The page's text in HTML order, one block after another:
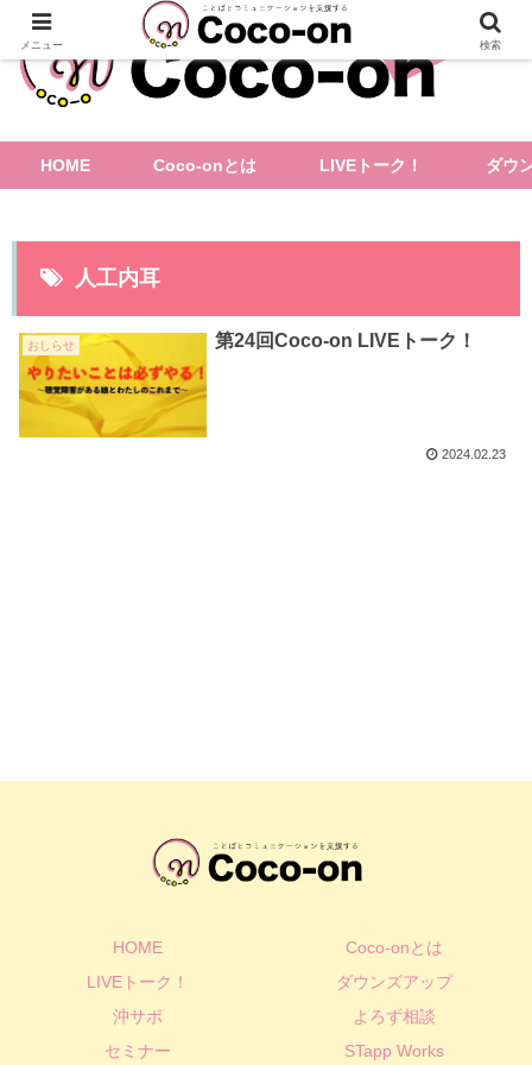
HOME Coco-onとは LIVEトーク！ ダウ
人工内耳
おしらせ 第24回Coco-on LIVEトーク！
2024.02.23
HOME
Coco-onとは
LIVEトーク！
ダウンズアップ
沖サポ
よろず相談
セミナー
STapp Works
メニュー 検索